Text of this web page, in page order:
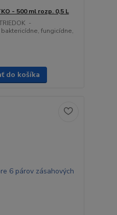
- 500 ml rozp. 0,5 L
-
baktericídne, fungicídne,
do košíka